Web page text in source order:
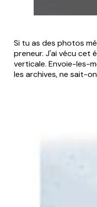
Si tu as des photos
preneur. J'ai vécu cet
verticale. Envoie-les-
les archives, ne sait-